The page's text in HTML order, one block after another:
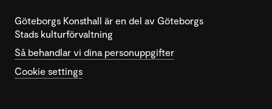
Göteborgs Konsthall är en del av Göteborgs
Stads kulturförvaltning
Så behandlar vi dina personuppgifter
Cookie settings